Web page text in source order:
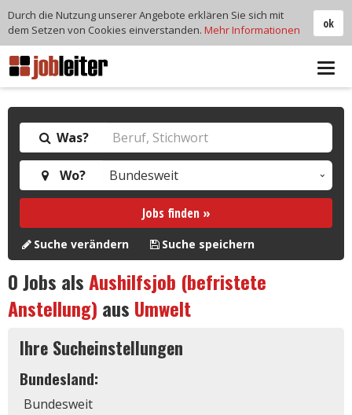
Was?
Wo?
Jobs finden »
Suche verändern Suche speichern
0Jobs alsAushilfsjob (befristete
Anstellung) aus Umwelt
Ihre Sucheinstellungen
Bundesland:
Bundesweit
ok
Durch die Nutzung unserer Angebote erklären Sie sich mit
dem Setzen von Cookies einverstanden. Mehr Informationen